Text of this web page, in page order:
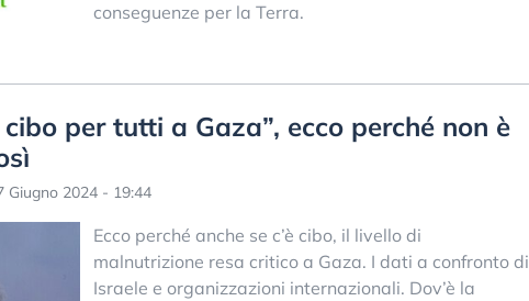
conseguenze per la Terra.
cibo per tutti a Gaza”, ecco perché non è
Giugno 2024 - 19:44
Ecco perché anche se c’è cibo, il livello di
malnutrizione resa critico a Gaza. I dati a confronto di
Israele e organizzazioni internazionali. Dov’è la